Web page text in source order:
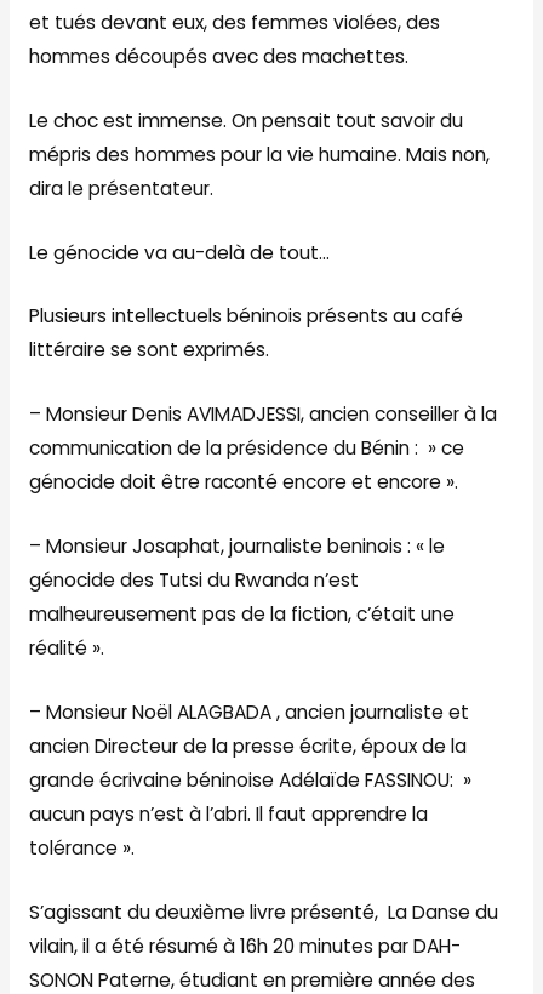
et tués devant eux, des femmes violées, des
hommes découpés avec des machettes.
Le choc est immense. On pensait tout savoir du
mépris des hommes pour la vie humaine. Mais non,
dira le présentateur.
Le génocide va au-delà de tout…
Plusieurs intellectuels béninois présents au café
littéraire se sont exprimés.
– Monsieur Denis AVIMADJESSI, ancien conseiller à la
communication de la présidence du Bénin : » ce
génocide doit être raconté encore et encore ».
– Monsieur Josaphat, journaliste beninois : « le
génocide des Tutsi du Rwanda n’est
malheureusement pas de la fiction, c’était une
réalité ».
– Monsieur Noël ALAGBADA , ancien journaliste et
ancien Directeur de la presse écrite, époux de la
grande écrivaine béninoise Adélaïde FASSINOU: »
aucun pays n’est à l’abri. Il faut apprendre la
tolérance ».
S’agissant du deuxième livre présenté, La Danse du
vilain, il a été résumé à 16h 20 minutes par DAH-
SONON Paterne, étudiant en première année des